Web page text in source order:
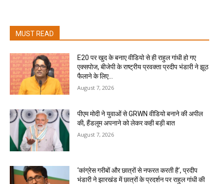
MUST READ
E20 पर खुद के बनाए वीडियो से ही राहुल गांधी हो गए
एक्सपोज, बीजेपी के राष्ट्रीय प्रवक्ता प्रदीप भंडारी ने झूठ
फैलाने के लिए...
August 7, 2026
पीएम मोदी ने युवाओं से GRWN वीडियो बनाने की अपील
की, हैंडलूम अपनाने को लेकर कही बड़ी बात
August 7, 2026
‘कांग्रेस गरीबों और छात्रों से नफरत करती है’, प्रदीप
भंडारी ने झारखंड में छात्रों के प्रदर्शन पर राहुल गांधी की